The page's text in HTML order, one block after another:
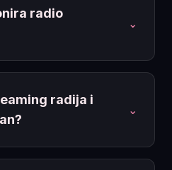
radio
⌄
radija i
⌄